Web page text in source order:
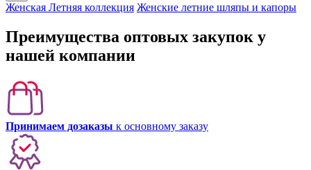
Женская Летняя коллекция Женские летние шляпы и капоры
Преимущества оптовых закупок у
нашей компании
Принимаем дозаказы к основному заказу